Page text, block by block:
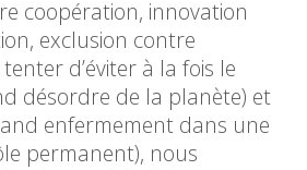
coopération, innovation
exclusion contre
d’éviter à la fois le
désordre de la planète) et
enfermement dans une
permanent), nous